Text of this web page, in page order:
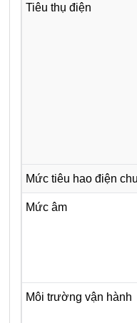
Tiêu thụ điện
Mức tiêu hao điện
Mức âm
Môi trường vận hành